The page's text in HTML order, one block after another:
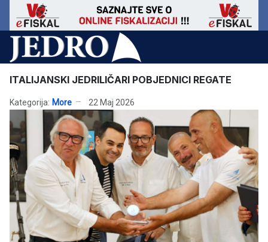
ITALIJANSKI JEDRILIČARI POBJEDNICI REGATE
Kategorija: More 22 Maj 2026